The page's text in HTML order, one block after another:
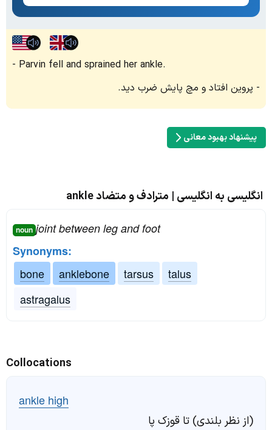
Parvin fell and sprained her ankle.
پروین افتاد و مچ پایش ضرب دید.
پیشنهاد بهبود معانی
انگلیسی به انگلیسی | مترادف و متضاد ankle
noun joint between leg and foot
Synonyms:
bone
anklebone tarsus
talus
astragalus
Collocations
ankle high
(از نظر بلندی) تا قوزک پا